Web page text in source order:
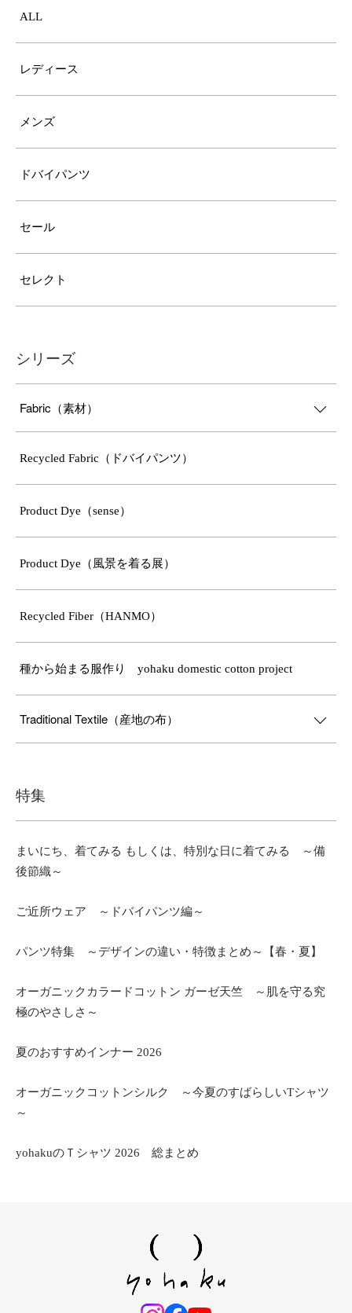
ALL
レディース
メンズ
ドバイパンツ
セール
セレクト
シリーズ
Fabric（素材）
Recycled Fabric（ドバイパンツ）
Product Dye（sense）
Product Dye（風景を着る展）
Recycled Fiber（HANMO）
種から始まる服作り yohaku domestic cotton project
Traditional Textile（産地の布）
特集
まいにち、着てみる もしくは、特別な日に着てみる ～備
後節織～
ご近所ウェア ～ドバイパンツ編～
パンツ特集 ～デザインの違い・特徴まとめ～【春・夏】
オーガニックカラードコットン ガーゼ天竺 ～肌を守る究
極のやさしさ～
夏のおすすめインナー 2026
オーガニックコットンシルク ～今夏のすばらしいTシャツ
～
yohakuのＴシャツ 2026 総まとめ